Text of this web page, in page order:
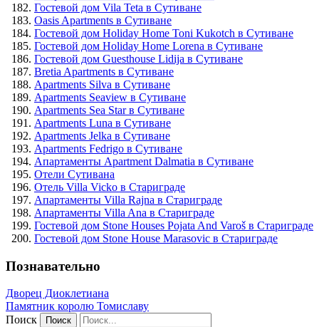
Гостевой дом Vila Teta в Сутиване
Oasis Apartments в Сутиване
Гостевой дом Holiday Home Toni Kukotch в Сутиване
Гостевой дом Holiday Home Lorena в Сутиване
Гостевой дом Guesthouse Lidija в Сутиване
Bretia Apartments в Сутиване
Apartments Silva в Сутиване
Apartments Seaview в Сутиване
Apartments Sea Star в Сутиване
Apartments Luna в Сутиване
Apartments Jelka в Сутиване
Apartments Fedrigo в Сутиване
Апартаменты Apartment Dalmatia в Сутиване
Отели Сутивана
Отель Villa Vicko в Стариграде
Апартаменты Villa Rajna в Стариграде
Апартаменты Villa Ana в Стариграде
Гостевой дом Stone Houses Pojata And Varoš в Стариграде
Гостевой дом Stone House Marasovic в Стариграде
Познавательно
Дворец Диоклетиана
Памятник королю Томиславу
Поиск